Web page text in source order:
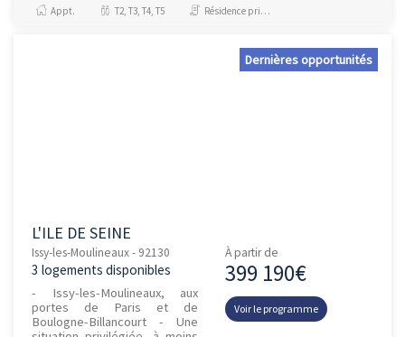
Appt. T2, T3, T4, T5 Résidence principale / PTZ, Investissement et Défiscalisation
Dernières opportunités
L'ILE DE SEINE
Issy-les-Moulineaux - 92130
3 logements disponibles
- Issy-les-Moulineaux, aux
portes de Paris et de
Boulogne-Billancourt - Une
À partir de
399 190€
Voir le programme